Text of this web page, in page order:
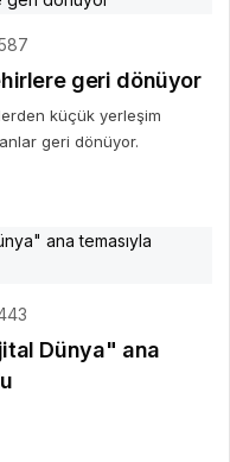
geri dönüyor
küçük yerleşim
geri dönüyor.
Dünya" ana